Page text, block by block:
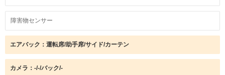
障害物センサー
エアバック：運転席/助手席/サイド/カーテン
カメラ：-/-/バック/-